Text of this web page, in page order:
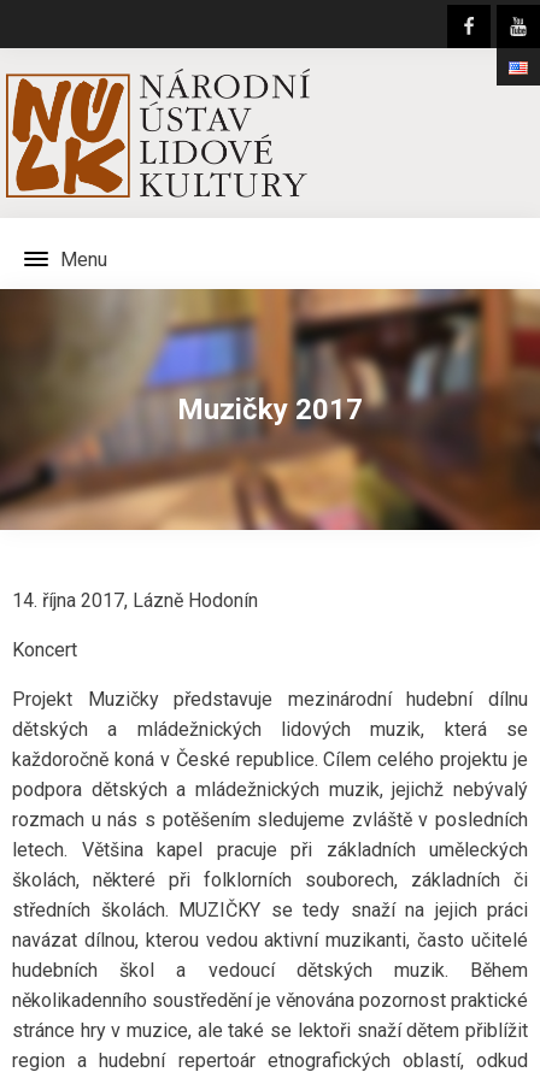
Menu
Muzičky 2017
14. října 2017, Lázně Hodonín
Koncert
Projekt Muzičky představuje mezinárodní hudební dílnu
dětských a mládežnických lidových muzik, která se
každoročně koná v České republice. Cílem celého projektu je
podpora dětských a mládežnických muzik, jejichž nebývalý
rozmach u nás s potěšením sledujeme zvláště v posledních
letech. Většina kapel pracuje při základních uměleckých
školách, některé při folklorních souborech, základních či
středních školách. MUZIČKY se tedy snaží na jejich práci
navázat dílnou, kterou vedou aktivní muzikanti, často učitelé
hudebních škol a vedoucí dětských muzik. Během
několikadenního soustředění je věnována pozornost praktické
stránce hry v muzice, ale také se lektoři snaží dětem přiblížit
region a hudební repertoár etnografických oblastí, odkud